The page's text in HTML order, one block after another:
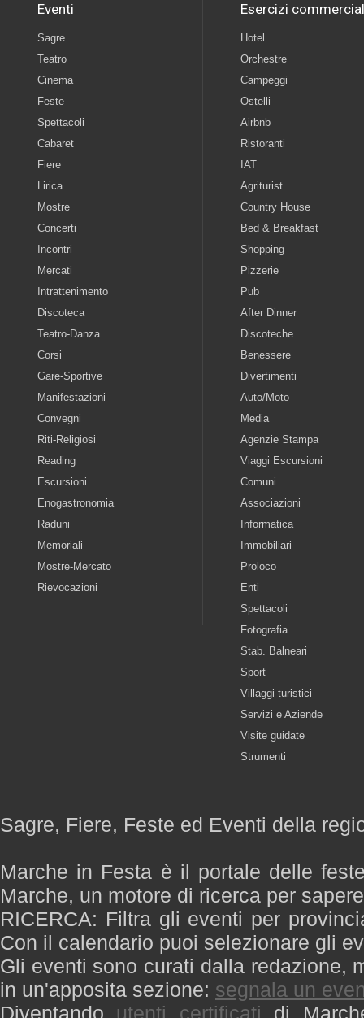
Eventi
Sagre
Teatro
Cinema
Feste
Spettacoli
Cabaret
Fiere
Lirica
Mostre
Concerti
Incontri
Mercati
Intrattenimento
Discoteca
Teatro-Danza
Corsi
Gare-Sportive
Manifestazioni
Convegni
Riti-Religiosi
Reading
Escursioni
Enogastronomia
Raduni
Memoriali
Mostre-Mercato
Rievocazioni
Esercizi
Hotel
Orchestre
Campeggi
Ostelli
Airbnb
Ristoranti
IAT
Agriturist
Country House
Bed & Breakfast
Shopping
Pizzerie
Pub
After Dinner
Discoteche
Benessere
Divertimenti
Auto/Moto
Media
Agenzie Stampa
Viaggi Escursioni
Comuni
Associazioni
Informatica
Immobiliari
Proloco
Enti
Spettacoli
Fotografia
Stab. Balneari
Sport
Villaggi turistici
Servizi e Aziende
Visite guidate
Strumenti
Sagre, Fiere, Feste ed Eventi della
Marche in Festa è il portale delle
Marche, un motore di ricerca per
RICERCA: Filtra gli eventi per
Con il calendario puoi selezionare gli
Gli eventi sono curati dalla redazione,
in un'apposita sezione: segnala un
Diventando utenti certificati di